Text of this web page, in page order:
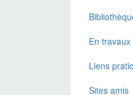
En travaux
Liens
Sites amis